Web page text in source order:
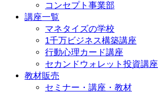
コンセプト事業部
講座一覧
マネタイズの学校
1千万ビジネス構築講座
行動心理カード講座
セカンドウォレット投資講座
教材販売
セミナー・講座・教材